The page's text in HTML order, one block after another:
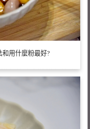
和用什麼粉最好?